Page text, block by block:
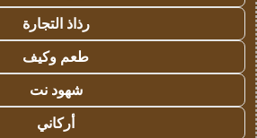
رذاذ التجارة
طعم وكيف
شهود نت
أركاني